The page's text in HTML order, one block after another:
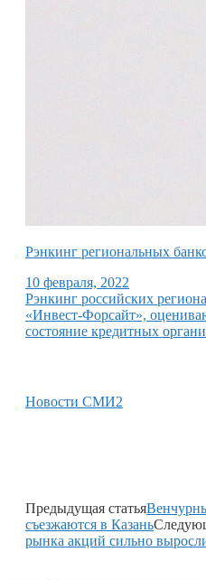
Рэнкинг региональных
10 февраля, 2022
Рэнкинг российских
«Инвест-Форсайт»,
состояние кредитных
Новости СМИ2
Предыдущая статья
съезжаются в Казань
рынка акций сильно